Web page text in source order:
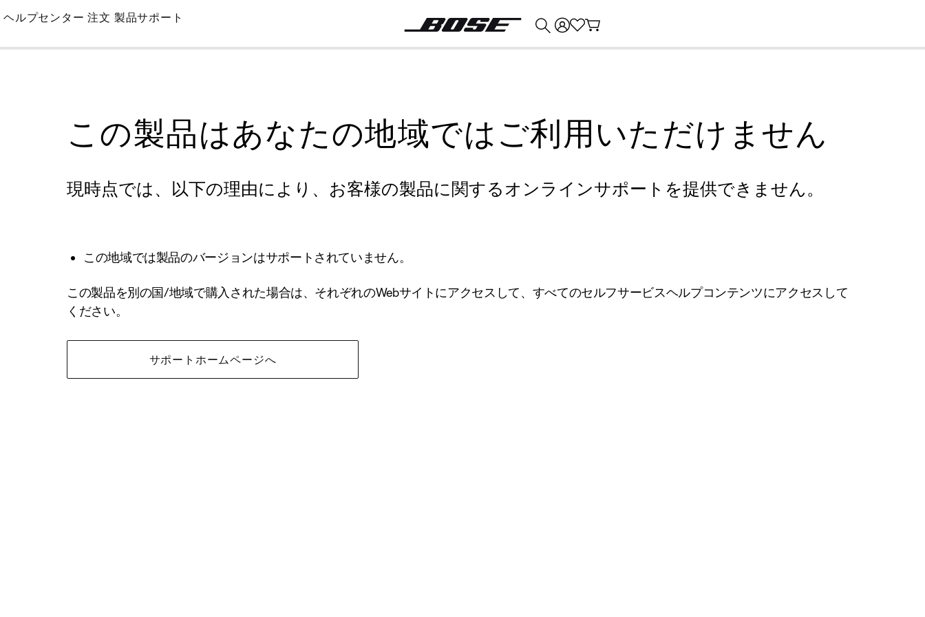
Skip
Main
ヘルプセンター 注文 製品サポート
この製品はあなたの地域ではご利用いただけません
現時点では、以下の理由により、お客様の製品に関するオンラインサポートを提供できません。
この地域では製品のバージョンはサポートされていません。
この製品を別の国/地域で購入された場合は、それぞれのWebサイトにアクセスして、すべてのセルフサービスヘルプコンテンツにアクセスして
ください。
サポートホームページへ